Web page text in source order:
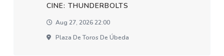
CINE: THUNDERBOLTS
Aug 27, 2026 22:00
Plaza De Toros De Úbeda